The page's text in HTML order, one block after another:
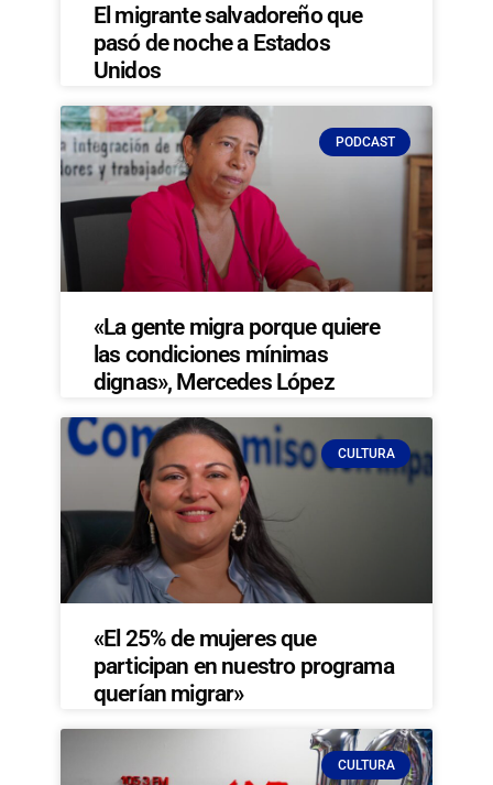
El migrante salvadoreño que
pasó de noche a Estados
Unidos
PODCAST
«La gente migra porque quiere
las condiciones mínimas
dignas», Mercedes López
CULTURA
«El 25% de mujeres que
participan en nuestro programa
querían migrar»
CULTURA